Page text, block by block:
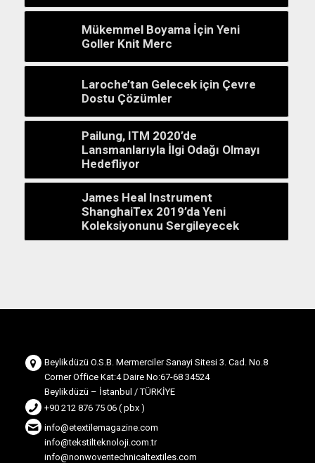
Mükemmel Boyama İçin Yeni
Goller Knit Merc
Laroche’tan Gelecek için Çevre
Dostu Çözümler
Pailung, ITM 2020’de
Lansmanlarıyla İlgi Odağı Olmayı
Hedefliyor
James Heal Instrument
ShanghaiTex 2019’da Yeni
Koleksiyonunu Sergileyecek
Beylikdüzü O.S.B. Mermerciler Sanayi Sitesi 3. Cad. No.8
Corner Office Kat:4 Daire No:67-68 34524
Beylikdüzü – İstanbul / TÜRKİYE
+90 212 876 75 06 ( pbx )
info@etextilemagazine.com
info@tekstilteknoloji.com.tr
info@nonwoventechnicaltextiles.com